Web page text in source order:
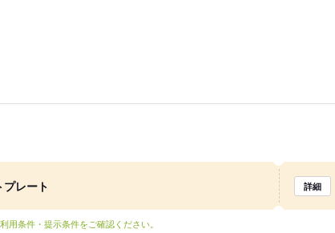
レート 詳細
条件・提示条件をご確認ください。